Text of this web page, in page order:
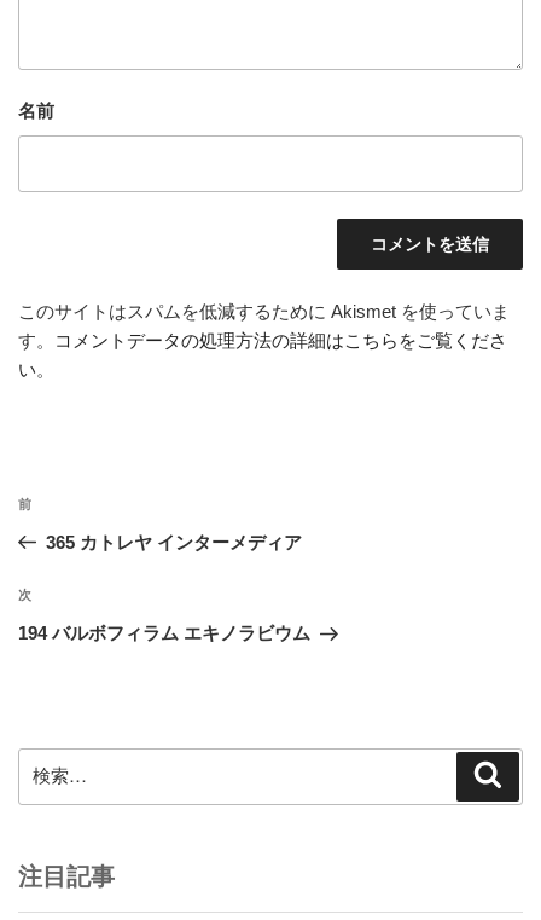
名前
このサイトはスパムを低減するために Akismet を使っていま
す。
コメントデータの処理方法の詳細はこちらをご覧くださ
い。
投
ナ
ビ
ゲ
ン
前
の
稿
前
365 カトレヤ インターメディア
次
の
次
194 バルボフィラム エキノラビウム
索:
注目記事